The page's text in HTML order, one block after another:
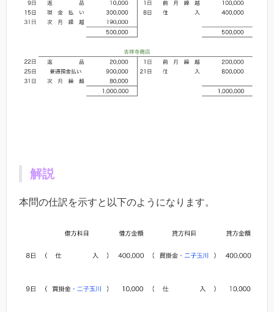
解説
本問の仕訳を示すと以下のようになります。